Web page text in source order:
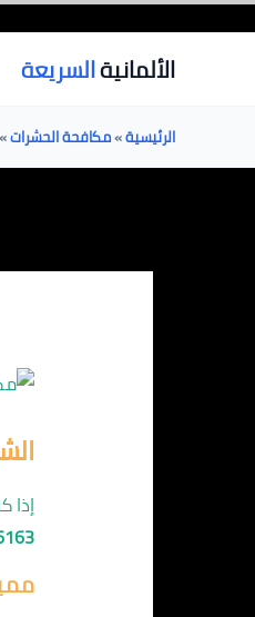
تخطي
الألمانيةالسريعة
الرئيسية»مكافحة الحشرات»
إذا